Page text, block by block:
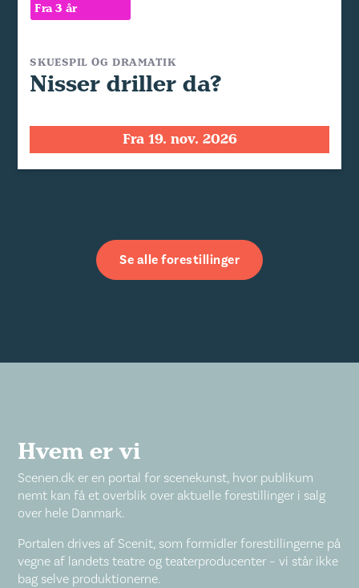
Fra 3 år
SKUESPIL OG DRAMATIK
Nisser driller da?
Fra 19. nov. 2026
Se alle forestillinger
Hvem er vi
Scenen.dk er en portal for scenekunst, hvor publikum
nemt kan få et overblik over aktuelle forestillinger i salg
over hele Danmark.
Portalen drives af Scenit, som formidler forestillingerne på
vegne af landets teatre og teaterproducenter – vi står ikke
bag selve produktionerne.